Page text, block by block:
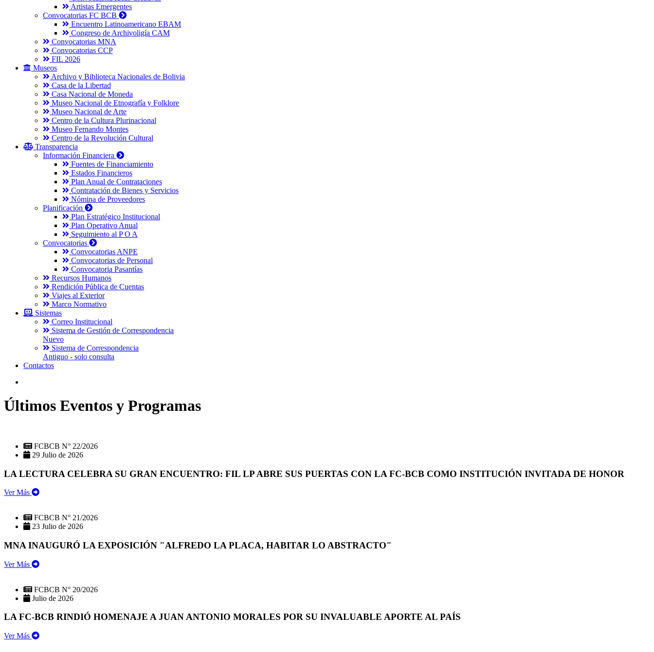
Artistas Emergentes
Convocatorias FC BCB
Encuentro Latinoamericano EBAM
Congreso de Archivoligía CAM
Convocatorias MNA
Convocatorias CCP
FIL 2026
Museos
Archivo y Biblioteca Nacionales de Bolivia
Casa de la Libertad
Casa Nacional de Moneda
Museo Nacional de Etnografía y Folklore
Museo Nacional de Arte
Centro de la Cultura Plurinacional
Museo Fernando Montes
Centro de la Revolución Cultural
Transparencia
Información Financiera
Fuentes de Financiamiento
Estados Financieros
Plan Anual de Contrataciones
Contratación de Bienes y Servicios
Nómina de Proveedores
Planificación
Plan Estratégico Institucional
Plan Operativo Anual
Seguimiento al P O A
Convocatorias
Convocatorias ANPE
Convocatorias de Personal
Convocatoria Pasantías
Recursos Humanos
Rendición Pública de Cuentas
Viajes al Exterior
Marco Normativo
Sistemas
Correo Institucional
Sistema de Gestión de Correspondencia
Nuevo
Sistema de Correspondencia
Antiguo - solo consulta
Contactos
Últimos Eventos y Programas
FCBCB N° 22/2026
29 Julio de 2026
LA LECTURA CELEBRA SU GRAN ENCUENTRO: FIL LP ABRE SUS PUERTAS CON LA FC-BCB COMO INSTITUCIÓN INVITADA DE HONOR
Ver Más
FCBCB N° 21/2026
23 Julio de 2026
MNA INAUGURÓ LA EXPOSICIÓN "ALFREDO LA PLACA, HABITAR LO ABSTRACTO"
Ver Más
FCBCB N° 20/2026
Julio de 2026
LA FC-BCB RINDIÓ HOMENAJE A JUAN ANTONIO MORALES POR SU INVALUABLE APORTE AL PAÍS
Ver Más